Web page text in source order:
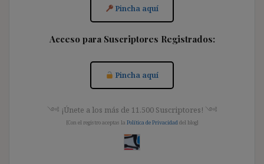
Pincha aquí
Acceso para Suscriptores Registrados:
Pincha aquí
༺ ¡Únete a los más de 11.500 Suscriptores! ༺
[Con el registro aceptas la Política de Privacidad del blog]